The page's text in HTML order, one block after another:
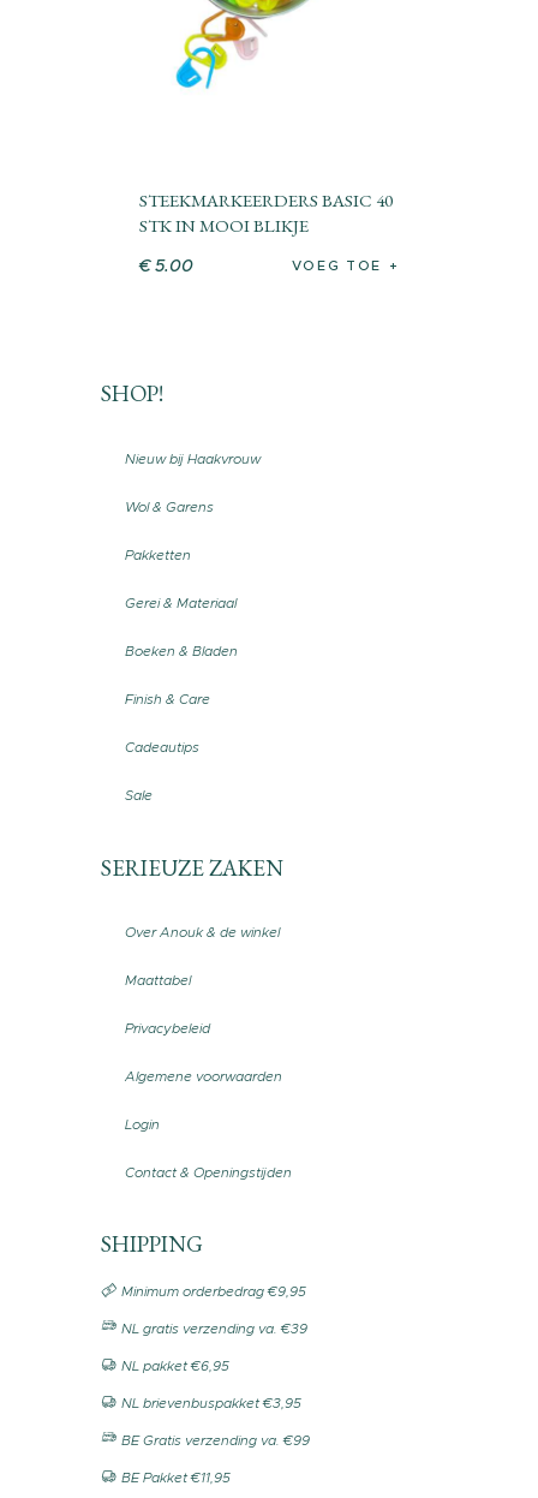
STEEKMARKEERDERS BASIC 40
STK IN MOOI BLIKJE
€ 5.00 VOEG TOE
SHOP!
Nieuw bij Haakvrouw
Wol & Garens
Pakketten
Gerei & Materiaal
Boeken & Bladen
Finish & Care
Cadeautips
Sale
SERIEUZE ZAKEN
Over Anouk & de winkel
Maattabel
Privacybeleid
Algemene voorwaarden
Login
Contact & Openingstijden
SHIPPING
Minimum orderbedrag €9,95
NL gratis verzending va. €39
NL pakket €6,95
NL brievenbuspakket €3,95
BE Gratis verzending va. €99
BE Pakket €11,95